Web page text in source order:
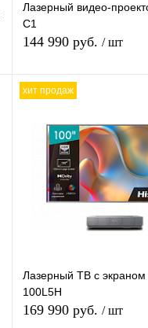
Лазерный видео-
C1
144 990 руб. / шт
Купить в 1 клик К
В избранное Под
хит продаж
Лазерный ТВ с экраном
100L5H
169 990 руб. / шт